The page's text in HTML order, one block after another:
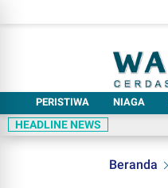
PERISTIWA NIAGA
HEADLINE NEWS
Beranda